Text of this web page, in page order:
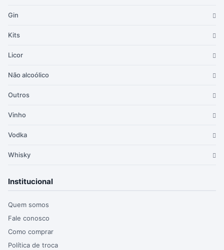
Gin
Kits
Licor
Não alcoólico
Outros
Vinho
Vodka
Whisky
Institucional
Quem somos
Fale conosco
Como comprar
Política de troca